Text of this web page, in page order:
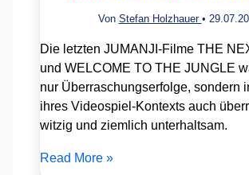
Von Stefan Holzhauer •
Die letzten JUMANJI-Filme THE
und WELCOME TO THE JUNGLE
nur Überraschungserfolge, sondern
ihres Videospiel-Kontexts auch
witzig und ziemlich unterhaltsam.
Read More »